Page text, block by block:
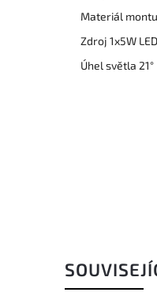
Materiál
Zdroj 1x5W
Úhel světla 21°